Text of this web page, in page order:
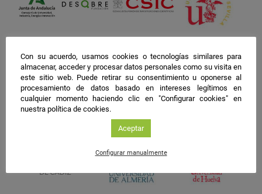
Con su acuerdo, usamos cookies o tecnologías similares para
almacenar, acceder y procesar datos personales como su visita en
este sitio web. Puede retirar su consentimiento u oponerse al
procesamiento de datos basado en intereses legítimos en
cualquier momento haciendo clic en "Configurar cookies" en
nuestra política de cookies.
Aceptar
Configurar manualmente